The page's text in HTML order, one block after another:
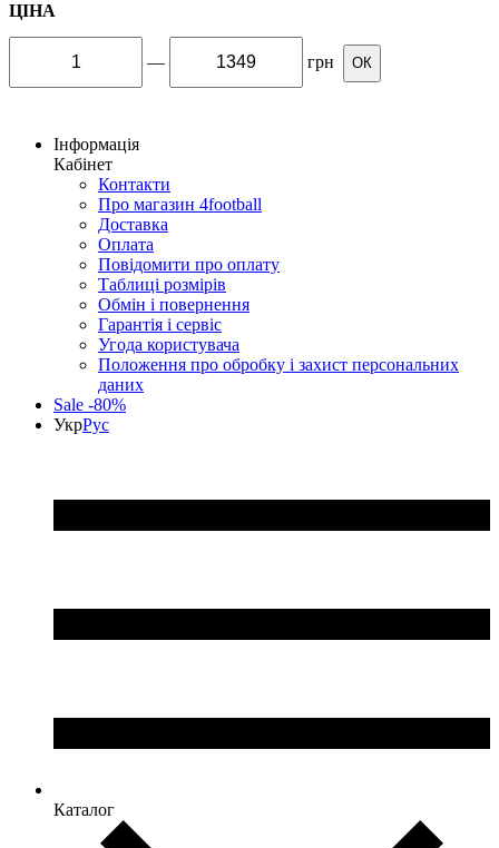
ЦІНА
— грн ОК
Інформація
Кабінет
Контакти
Про магазин 4football
Доставка
Оплата
Повідомити про оплату
Таблиці розмірів
Обмін і повернення
Гарантія і сервіс
Угода користувача
Положення про обробку і захист персональних
даних
Sale -80%
УкрРус
Каталог